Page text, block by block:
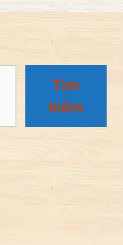
Tìm
kiếm